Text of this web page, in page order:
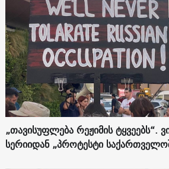
„თავისუფლება რეჟიმის ტყვეებს“.
სერიიდან „პროტესტი